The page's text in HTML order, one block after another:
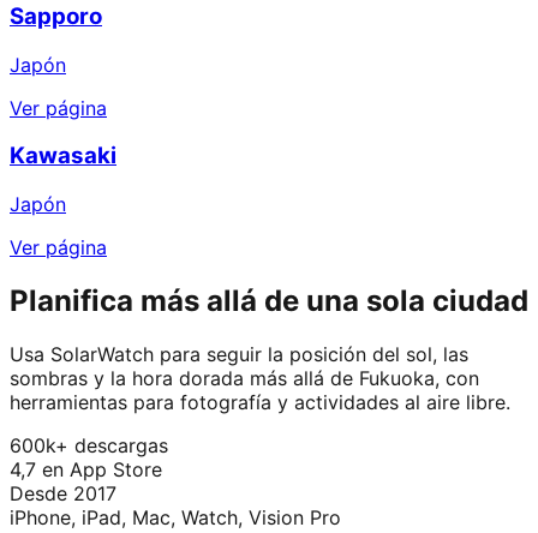
Sapporo
Japón
Ver página
Kawasaki
Japón
Ver página
Planifica más allá de una sola ciudad
Usa SolarWatch para seguir la posición del sol, las
sombras y la hora dorada más allá de Fukuoka, con
herramientas para fotografía y actividades al aire libre.
600k+ descargas
4,7 en App Store
Desde 2017
iPhone, iPad, Mac, Watch, Vision Pro